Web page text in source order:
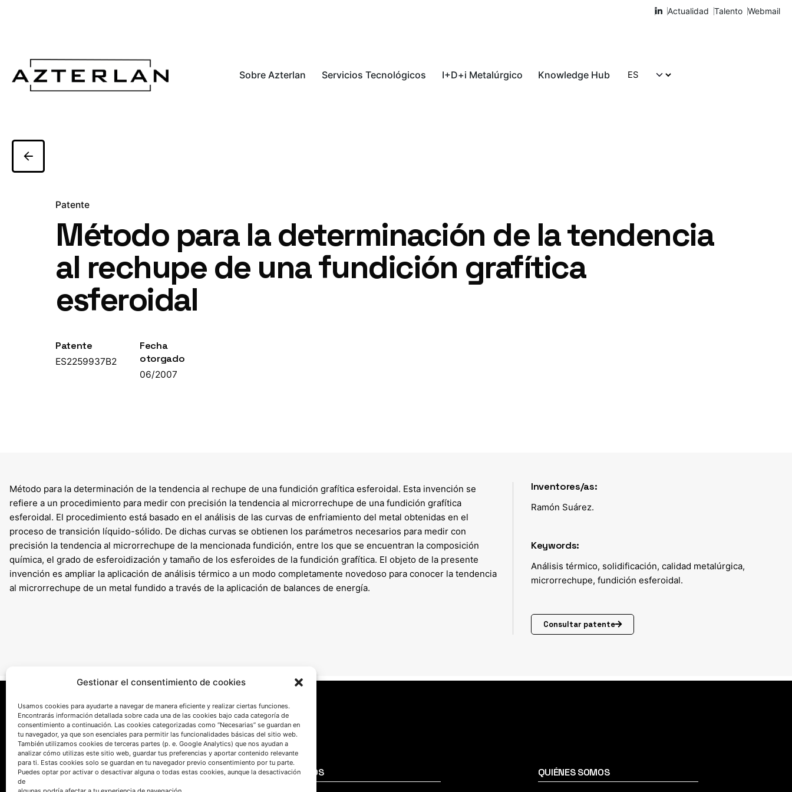
Gestionar el consentimiento de cookies
Usamos cookies para ayudarte a navegar de manera eficiente y realizar ciertas funciones.
Encontrarás información detallada sobre cada una de las cookies bajo cada categoría de
consentimiento a continuación. Las cookies categorizadas como “Necesarias” se guardan en
tu navegador, ya que son esenciales para permitir las funcionalidades básicas del sitio web.
También utilizamos cookies de terceras partes (p. e. Google Analytics) que nos ayudan a
analizar cómo utilizas este sitio web, guardar tus preferencias y aportar contenido relevante
para ti. Estas cookies solo se guardan en tu navegador previo consentimiento por tu parte.
Puedes optar por activar o desactivar alguna o todas estas cookies, aunque la desactivación
de
Actualidad Talento Webmail
Sobre Azterlan Servicios Tecnológicos I+D+i Metalúrgico Knowledge Hub
Patente
Método para la determinación de la tendencia
al rechupe de una fundición grafítica
esferoidal
Patente
ES2259937B2
Fecha
otorgado
06/2007
Método para la determinación de la tendencia al rechupe de una fundición grafítica esferoidal. Esta invención se
refiere a un procedimiento para medir con precisión la tendencia al microrrechupe de una fundición grafítica
esferoidal. El procedimiento está basado en el análisis de las curvas de enfriamiento del metal obtenidas en el
proceso de transición líquido-sólido. De dichas curvas se obtienen los parámetros necesarios para medir con
precisión la tendencia al microrrechupe de la mencionada fundición, entre los que se encuentran la composición
química, el grado de esferoidización y tamaño de los esferoides de la fundición grafítica. El objeto de la presente
invención es ampliar la aplicación de análisis térmico a un modo completamente novedoso para conocer la tendencia
al microrrechupe de un metal fundido a través de la aplicación de balances de energía.
Inventores/as:
Ramón Suárez.
Keywords:
Análisis térmico, solidificación, calidad metalúrgica,
microrrechupe, fundición esferoidal.
Consultar patente
HABLEMOS SÍGUENOS QUIÉNES SOMOS